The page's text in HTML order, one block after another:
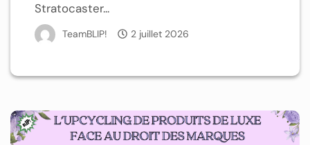
Stratocaster...
TeamBLIP! 2 juillet 2026